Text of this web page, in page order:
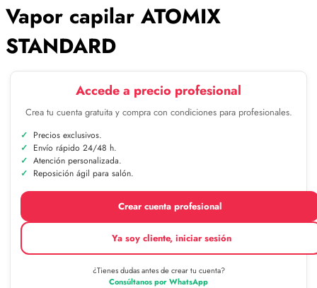
Vapor capilar ATOMIX
STANDARD
Accede a precio profesional
Crea tu cuenta gratuita y compra con condiciones para profesionales.
Precios exclusivos.
Envío rápido 24/48 h.
Atención personalizada.
Reposición ágil para salón.
Crear cuenta profesional
Ya soy cliente, iniciar sesión
¿Tienes dudas antes de crear tu cuenta?
Consúltanos por WhatsApp